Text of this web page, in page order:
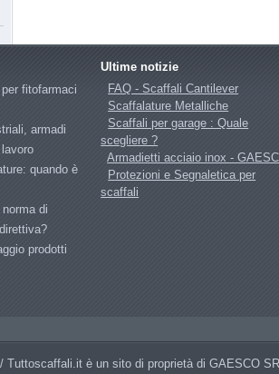
fitofarmaci
armadi
quando è
di
prodotti
Ultime notizie
FAQ - Scaffali Cantilever
Scaffalature Metalliche
Scaffali per garage : Quale
scegliere ?
Armadietti acciaio inox -
Protezioni e Segnaletica per
scaffali
Tuttoscaffali.it è un sito di proprietà di GAESCO